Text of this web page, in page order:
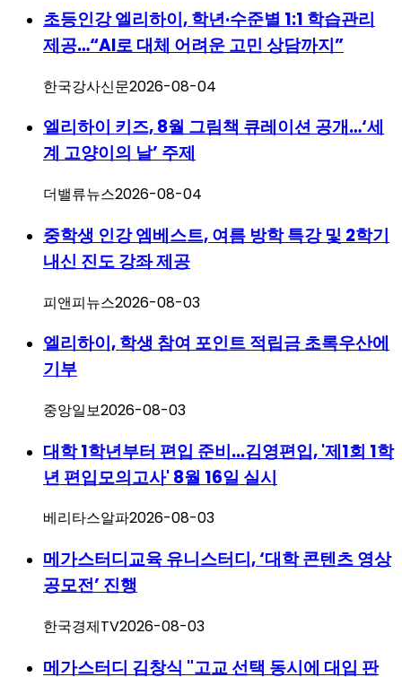
초등인강 엘리하이, 학년·수준별 1:1 학습관리
제공…“AI로 대체 어려운 고민 상담까지”
한국강사신문2026-08-04
엘리하이 키즈, 8월 그림책 큐레이션 공개…‘세
계 고양이의 날’ 주제
더밸류뉴스2026-08-04
중학생 인강 엠베스트, 여름 방학 특강 및 2학기
내신 진도 강좌 제공
피앤피뉴스2026-08-03
엘리하이, 학생 참여 포인트 적립금 초록우산에
기부
중앙일보2026-08-03
대학 1학년부터 편입 준비...김영편입, '제1회 1학
년 편입모의고사' 8월 16일 실시
베리타스알파2026-08-03
메가스터디교육 유니스터디, ‘대학 콘텐츠 영상
공모전’ 진행
한국경제TV2026-08-03
메가스터디 김창식 "고교 선택 동시에 대입 판